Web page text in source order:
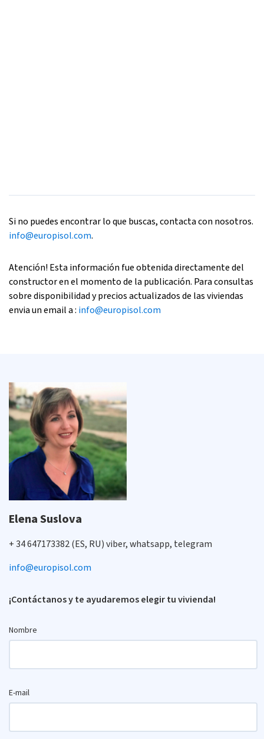
Si no puedes encontrar lo que buscas, contacta con nosotros.
info@europisol.com.
Atención! Esta información fue obtenida directamente del
constructor en el momento de la publicación. Para consultas
sobre disponibilidad y precios actualizados de las viviendas
envia un email a : info@europisol.com
Elena Suslova
+ 34 647173382 (ES, RU) viber, whatsapp, telegram
info@europisol.com
¡Contáctanos y te ayudaremos elegir tu vivienda!
Nombre
E-mail